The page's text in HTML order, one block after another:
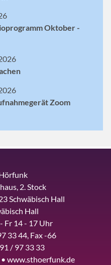
Oktober -
Zoom
2. Stock
Schwäbisch Hall
Hall
Fr 14 - 17 Uhr
33 44, Fax -66
/ 97 33 33
www.sthoerfunk.de